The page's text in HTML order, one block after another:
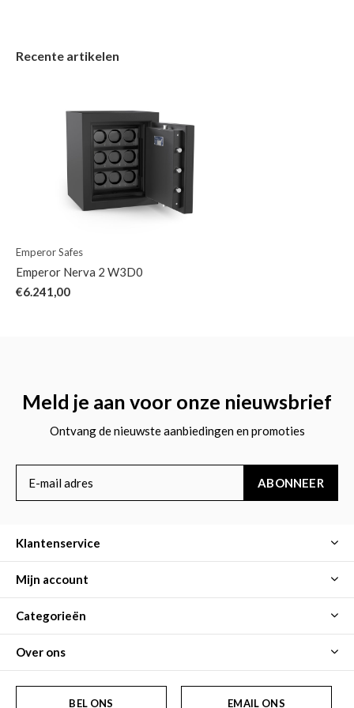
Recente artikelen
Emperor Safes
Emperor Nerva 2 W3D0
€6.241,00
Meld je aan voor onze nieuwsbrief
Ontvang de nieuwste aanbiedingen en promoties
ABONNEER
Klantenservice
Mijn account
Categorieën
Over ons
BEL ONS EMAIL ONS